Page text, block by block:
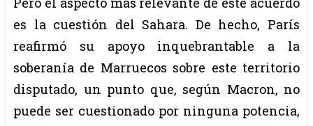
es la cuestión del Sahara. De hecho, París
reafirmó su apoyo inquebrantable a la
soberanía de Marruecos sobre este territorio
disputado, un punto que, según Macron, no
puede ser cuestionado por ninguna potencia,